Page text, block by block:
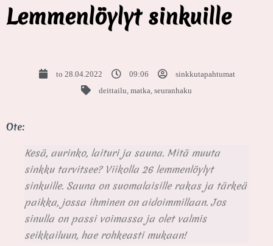
Lemmenlöylyt sinkuille
to 28.04.2022 09:06
sinkkutapahtumat
deittailu matka seuranhaku
Ote:
Kesä, aurinko, laituri ja sauna. Mitä muuta
sinkku tarvitsee? Viikolla 26 lemmenlöylyt
sinkuille. Sauna on suomalaisille rakas ja tärkeä
paikka, jossa ihminen on aidoimmillaan. Jos
sinulla on passi voimassa ja olet valmis
seikkailuun, hae rohkeasti mukaan!